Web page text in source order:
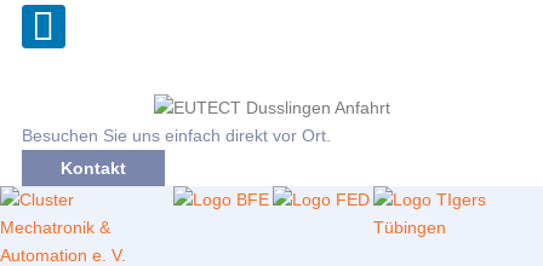
Besuchen Sie uns einfach direkt vor Ort.
Kontakt